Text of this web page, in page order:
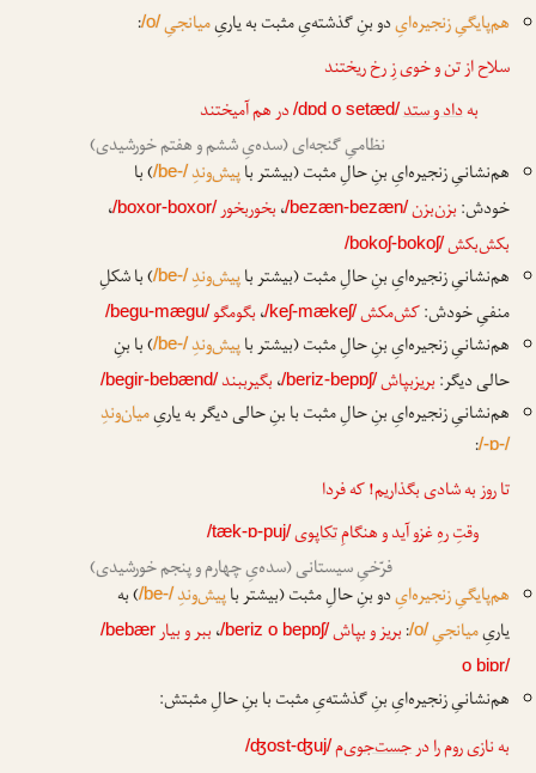
هم‌پایگیِ زنجیره‌ایِدو بنِ گذشته‌یِ مثبت به یاریِمیانجیِ/o/
:
سلاح از تن و خوی زِ رخ ریختند
بهداد و ستد /dɒd o setæd/در هم آمیختند
نظامیِ گنجه‌ای (سده‌یِ ششم و هفتم خورشیدی)
هم‌نشانیِ زنجیره‌ایِ بنِ حالِ مثبت (بیشتر باپیش‌وندِ/be-/) با
خودش:بزن‌بزن/bezæn-bezæn/،بخوربخور/boxor-boxor/،
بکش‌بکش/bokoʃ-bokoʃ/
هم‌نشانیِ زنجیره‌ایِ بنِ حالِ مثبت (بیشتر باپیش‌وندِ/be-/) با شکلِ
منفیِ خودش:کش‌مکش/keʃ-mækeʃ/،بگومگو/begu-mægu/
هم‌نشانیِ زنجیره‌ایِ بنِ حالِ مثبت (بیشتر باپیش‌وندِ/be-/) با بنِ
حالی دیگر:بریزبپاش/beriz-bepɒʃ/،بگیرببند /begir-bebænd/
هم‌نشانیِ زنجیره‌ایِ بنِ حالِ مثبت با بنِ حالی دیگر به یاریِمیان‌وندِ
/-ɒ-/
:
تا روز به شادی بگذاریم! که فردا
وقتِ رهِ غزو آید و هنگامِتکاپوی /tæk-ɒ-puj/
فرّخیِ سیستانی (سده‌یِ چهارم و پنجم خورشیدی)
هم‌پایگیِ زنجیره‌ایِدو بنِ حالِ مثبت (بیشتر باپیش‌وندِ/be-/) به
یاریِمیانجیِ/o/
:بریز و بپاش/beriz o bepɒʃ/،ببر و بیار /bebær
o biɒr/
هم‌نشانیِ زنجیره‌ایِ بنِ گذشته‌یِ مثبت با بنِ حالِ مثبتش:
به نازی روم را درجست‌جوی‌م/ʤost-ʤuj/